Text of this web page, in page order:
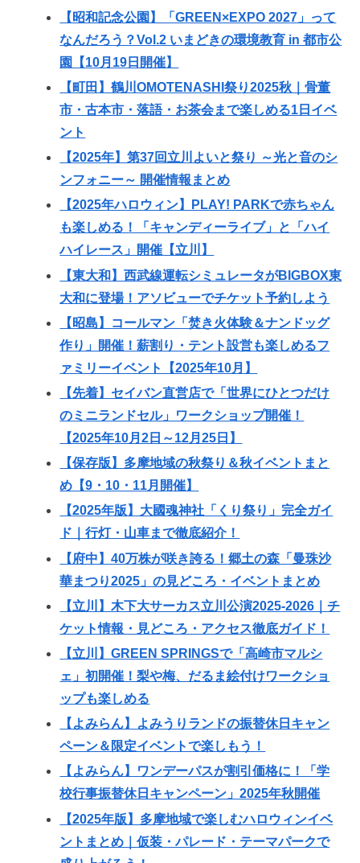
【昭和記念公園】「GREEN×EXPO 2027」って
なんだろう？Vol.2 いまどきの環境教育 in 都市公
園【10月19日開催】
【町田】鶴川OMOTENASHI祭り2025秋｜骨董
市・古本市・落語・お茶会まで楽しめる1日イベ
ント
【2025年】第37回立川よいと祭り ～光と音のシ
ンフォニー～ 開催情報まとめ
【2025年ハロウィン】PLAY! PARKで赤ちゃん
も楽しめる！「キャンディーライブ」と「ハイ
ハイレース」開催【立川】
【東大和】西武線運転シミュレータがBIGBOX東
大和に登場！アソビューでチケット予約しよう
【昭島】コールマン「焚き火体験＆ナンドッグ
作り」開催！薪割り・テント設営も楽しめるフ
ァミリーイベント【2025年10月】
【先着】セイバン直営店で「世界にひとつだけ
のミニランドセル」ワークショップ開催！
【2025年10月2日～12月25日】
【保存版】多摩地域の秋祭り＆秋イベントまと
め【9・10・11月開催】
【2025年版】大國魂神社「くり祭り」完全ガイ
ド｜行灯・山車まで徹底紹介！
【府中】40万株が咲き誇る！郷土の森「曼珠沙
華まつり2025」の見どころ・イベントまとめ
【立川】木下大サーカス立川公演2025-2026｜チ
ケット情報・見どころ・アクセス徹底ガイド！
【立川】GREEN SPRINGSで「高崎市マルシ
ェ」初開催！梨や梅、だるま絵付けワークショ
ップも楽しめる
【よみらん】よみうりランドの振替休日キャン
ペーン＆限定イベントで楽しもう！
【よみらん】ワンデーパスが割引価格に！「学
校行事振替休日キャンペーン」2025年秋開催
【2025年版】多摩地域で楽しむハロウィンイベ
ントまとめ｜仮装・パレード・テーマパークで